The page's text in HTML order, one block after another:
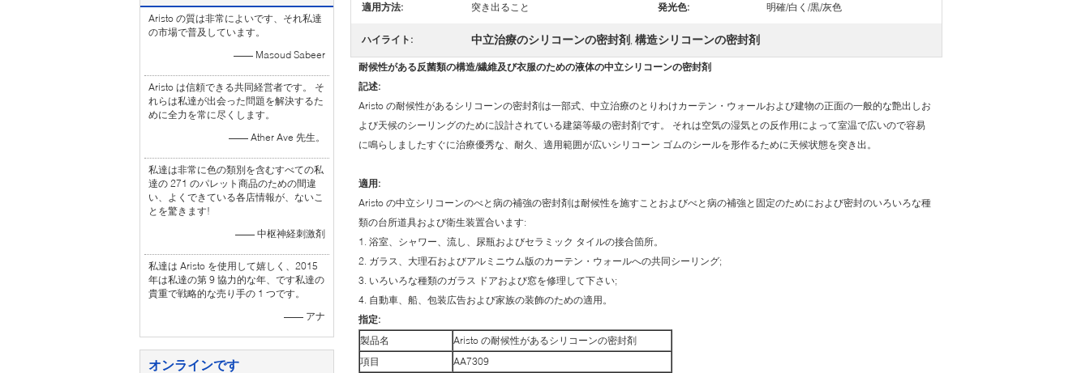
Aristo の質は非常によいです、それ私達
の市場で普及しています。
—— Masoud Sabeer
Aristo は信頼できる共同経営者です。 そ
れらは私達が出会った問題を解決するた
めに全力を常に尽くします。
—— Ather Ave 先生。
私達は非常に色の類別を含むすべての私
達の 271 のパレット商品のための間違
い、よくできている各店情報が、ないこ
とを驚きます!
—— 中枢神経刺激剤
私達は Aristo を使用して嬉しく、2015
年は私達の第 9 協力的な年、です私達の
貴重で戦略的な売り手の 1 つです。
—— アナ
オンラインです
適用方法: 突き出ること 発光色: 明確/白く/黒/灰色
ハイライト: 中立治療のシリコーンの密封剤, 構造シリコーンの密封剤
耐候性がある反菌類の構造/繊維及び衣服のための液体の中立シリコーンの密封剤
記述:
Aristo の耐候性があるシリコーンの密封剤は一部式、中立治療のとりわけカーテン・ウォールおよび建物の正面の一般的な艶出しお
よび天候のシーリングのために設計されている建築等級の密封剤です。 それは空気の湿気との反作用によって室温で広いので容易
に鳴らしましたすぐに治療優秀な、耐久、適用範囲が広いシリコーン ゴムのシールを形作るために天候状態を突き出。
適用:
Aristo の中立シリコーンのべと病の補強の密封剤は耐候性を施すことおよびべと病の補強と固定のためにおよび密封のいろいろな種
類の台所道具および衛生装置合います:
1. 浴室、シャワー、流し、尿瓶およびセラミック タイルの接合箇所。
2. ガラス、大理石およびアルミニウム版のカーテン・ウォールへの共同シーリング;
3. いろいろな種類のガラス ドアおよび窓を修理して下さい;
4. 自動車、船、包装広告および家族の装飾のための適用。
指定:
製品名
Aristo の耐候性があるシリコーンの密封剤
項目
AA7309